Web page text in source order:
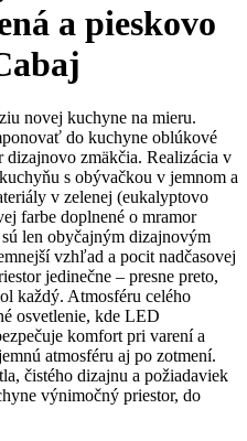
a pieskovo
novej kuchyne na mieru.
do kuchyne oblúkové
zmäkčia. Realizácia v
s obývačkou v jemnom a
v zelenej (eukalyptovo
farbe doplnené o mramor
len obyčajným dizajnovým
vzhľad a pocit nadčasovej
jedinečne – presne preto,
každý. Atmosféru celého
osvetlenie, kde LED
komfort pri varení a
atmosféru aj po zotmení.
čistého dizajnu a požiadaviek
výnimočný priestor, do